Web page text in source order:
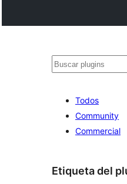
Buscar
Todos
Community
Commercial
Etiqueta del